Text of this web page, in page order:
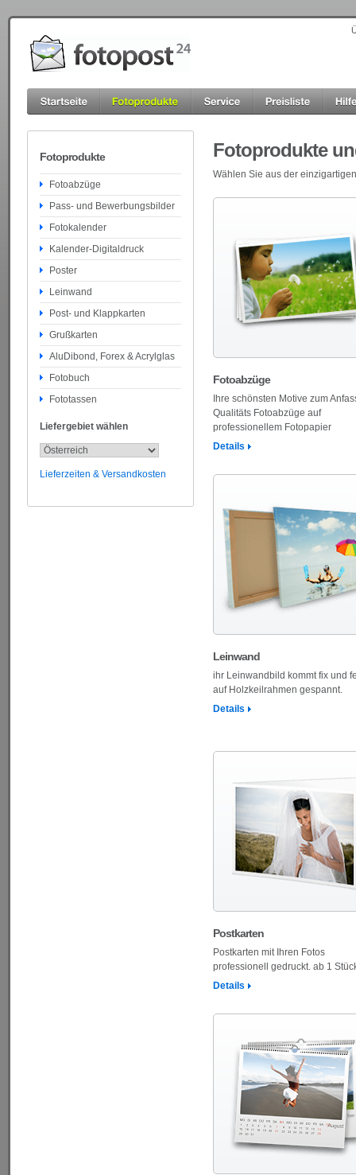
Fotoprodukte
Fotoabzüge
Pass- und Bewerbungsbilder
Fotokalender
Kalender-Digitaldruck
Poster
Leinwand
Post- und Klappkarten
Grußkarten
AluDibond, Forex & Acrylglas
Fotobuch
Fototassen
Liefergebiet wählen
Lieferzeiten & Versandkosten
Fotoprodukte
Wählen Sie aus der
Fotoabzüge
Ihre schönsten Motive zum
Qualitäts Fotoabzüge auf
professionellem Fotopapier
Details
Leinwand
ihr Leinwandbild kommt fix und
auf Holzkeilrahmen gespannt.
Details
Postkarten
Postkarten mit Ihren Fotos
professionell gedruckt. ab 1
Details